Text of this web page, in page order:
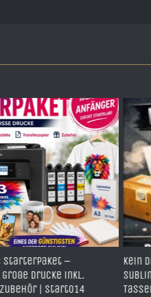
Wir drucken das für dich!
in A4 und